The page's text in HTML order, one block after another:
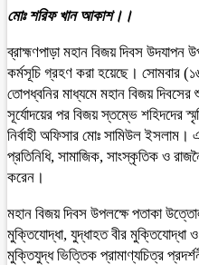
মোঃ শরিফ খান আকাশ।।
ব্রাহ্মণপাড়া মহান বিজয় দিবস
কর্মসূচি গ্রহণ করা হয়েছে। সোমবার
তোপধ্বনির মাধ্যমে মহান বিজয়
সূর্যোদয়ের পর বিজয় স্তম্ভে শহিদদের
নির্বাহী অফিসার মোঃ সামিউল ইসলাম।
প্রতিনিধি, সামাজিক, সাংস্কৃতিক ও
করেন।
মহান বিজয় দিবস উপলক্ষে পতাকা
মুক্তিযোদ্ধা, যুদ্ধাহত বীর মুক্তিযোদ্ধা
মুক্তিযুদ্ধ ভিত্তিক প্রামাণ্যচিত্র